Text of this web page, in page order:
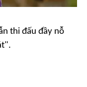
thi đấu đầy nỗ